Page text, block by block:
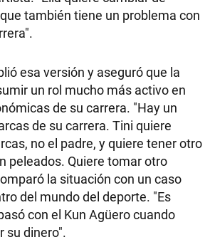
también tiene un problema con
esa versión y aseguró que la
un rol mucho más activo en
de su carrera. "Hay un
de su carrera. Tini quiere
no el padre, y quiere tener otro
peleados. Quiere tomar otro
la situación con un caso
del mundo del deporte. "Es
con el Kun Agüero cuando
su dinero".